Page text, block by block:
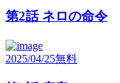
第2話 ネロの命令
2025/04/25無料